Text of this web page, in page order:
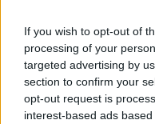
If you wish to opt-out of
processing of your
targeted advertising by
section to confirm your
opt-out request is
interest-based ads